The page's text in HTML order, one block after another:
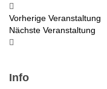
Vorherige Veranstaltung
Nächste Veranstaltung
Info